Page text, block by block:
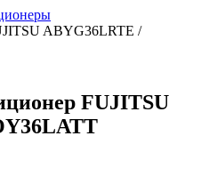
ABYG36LRTE /
FUJITSU